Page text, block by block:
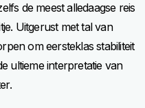
de meest alledaagse reis
Uitgerust met tal van
om eersteklas stabiliteit
ultieme interpretatie van